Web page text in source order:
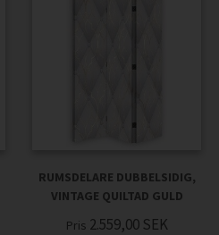
RUMSDELARE DUBBELSIDIG,
VINTAGE QUILTAD GULD
Pris 2.559,00 SEK